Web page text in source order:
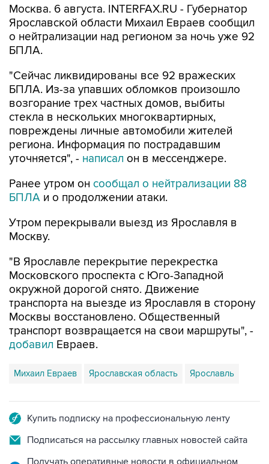
Москва. 6 августа. INTERFAX.RU - Губернатор
Ярославской области Михаил Евраев сообщил
о нейтрализации над регионом за ночь уже 92
БПЛА.
"Сейчас ликвидированы все 92 вражеских
БПЛА. Из-за упавших обломков произошло
возгорание трех частных домов, выбиты
стекла в нескольких многоквартирных,
повреждены личные автомобили жителей
региона. Информация по пострадавшим
уточняется", - написал он в мессенджере.
Ранее утром он сообщал о нейтрализации 88
БПЛА и о продолжении атаки.
Утром перекрывали выезд из Ярославля в
Москву.
"В Ярославле перекрытие перекрестка
Московского проспекта с Юго-Западной
окружной дорогой снято. Движение
транспорта на выезде из Ярославля в сторону
Москвы восстановлено. Общественный
транспорт возвращается на свои маршруты", -
добавил Евраев.
Михаил Евраев Ярославская область Ярославль
Купить подписку на профессиональную ленту
Подписаться на рассылку главных новостей сайта
Получать оперативные новости в официальном